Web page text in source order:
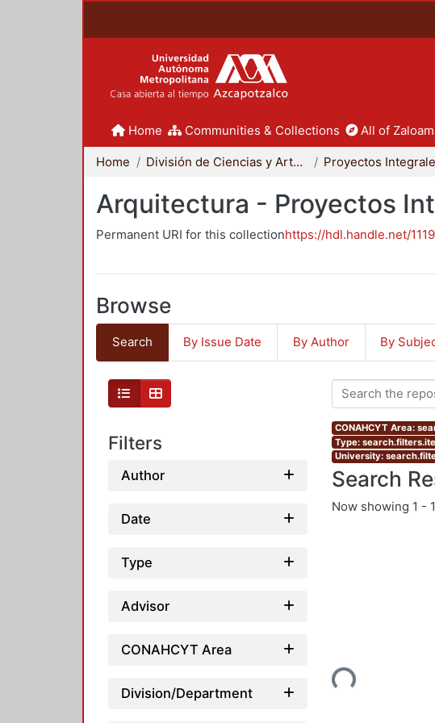
Home Communities & Collections All of
Home División de Ciencias y Artes para el Diseño
Arquitectura - Proyectos
Permanent URI for this collectionhttps://hdl.handle.net/
Browse
Search By Issue Date By Author By
Filters
Author
Date
Type
Advisor
CONAHCYT Area
Division/Department
CONAHCYT Area:
Type:
University:
Search
Now showing 1 -
Loading...